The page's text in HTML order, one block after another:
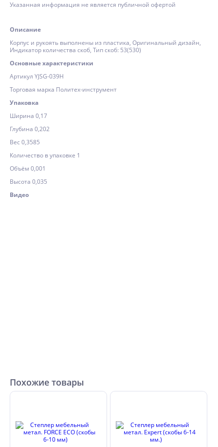
Указанная информация не является публичной офертой
Описание
Корпус и рукоять выполнены из пластика, Оригинальный дизайн,
Индикатор количества скоб, Тип скоб: 53(530)
Основные характеристики
Артикул YJSG-039H
Торговая марка Политех-инструмент
Упаковка
Ширина 0,17
Глубина 0,202
Вес 0,3585
Количество в упаковке 1
Объём 0,001
Высота 0,035
Видео
Похожие товары